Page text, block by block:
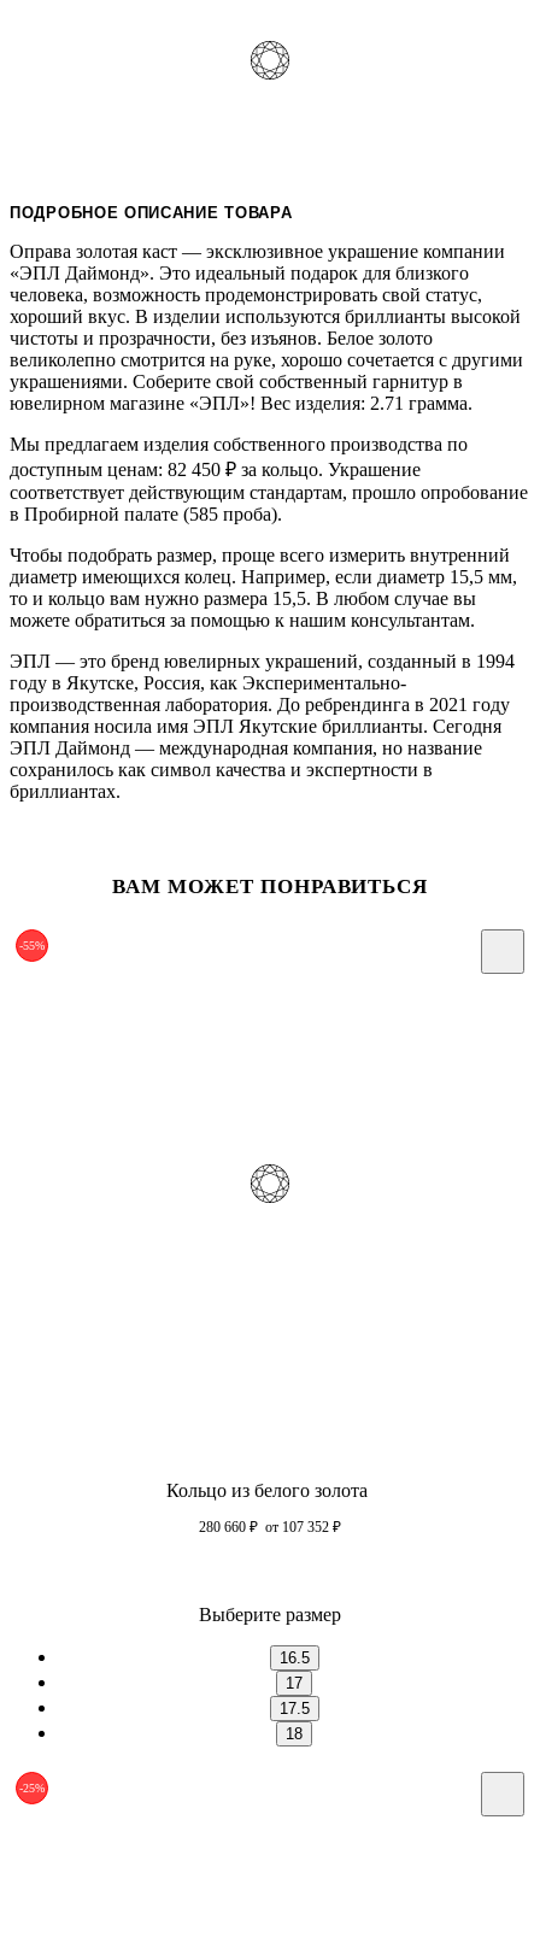
ПОДРОБНОЕ ОПИСАНИЕ ТОВАРА
Оправа золотая каст — эксклюзивное украшение компании
«ЭПЛ Даймонд». Это идеальный подарок для близкого
человека, возможность продемонстрировать свой статус,
хороший вкус. В изделии используются бриллианты высокой
чистоты и прозрачности, без изъянов. Белое золото
великолепно смотрится на руке, хорошо сочетается с другими
украшениями. Соберите свой собственный гарнитур в
ювелирном магазине «ЭПЛ»! Вес изделия: 2.71 грамма.
Мы предлагаем изделия собственного производства по
доступным ценам: 82 450 ₽ за кольцо. Украшение
соответствует действующим стандартам, прошло опробование
в Пробирной палате (585 проба).
Чтобы подобрать размер, проще всего измерить внутренний
диаметр имеющихся колец. Например, если диаметр 15,5 мм,
то и кольцо вам нужно размера 15,5. В любом случае вы
можете обратиться за помощью к нашим консультантам.
ЭПЛ — это бренд ювелирных украшений, созданный в 1994
году в Якутске, Россия, как Экспериментально-
производственная лаборатория. До ребрендинга в 2021 году
компания носила имя ЭПЛ Якутские бриллианты. Сегодня
ЭПЛ Даймонд — международная компания, но название
сохранилось как символ качества и экспертности в
бриллиантах.
ВАМ МОЖЕТ ПОНРАВИТЬСЯ
-55%
Кольцо из белого золота
280 660 ₽ от 107 352 ₽
Выберите размер
16.5
17
17.5
18
-25%